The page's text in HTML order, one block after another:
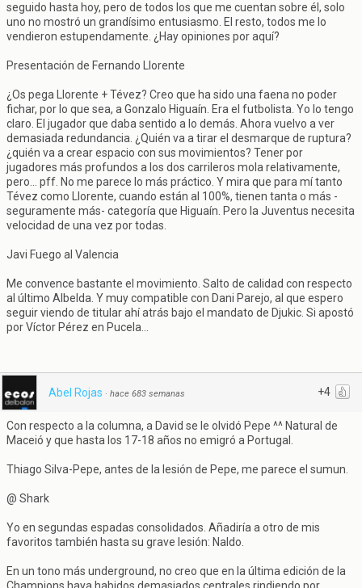
seguido hasta hoy, pero de todos los que me cuentan sobre él, solo
uno no mostró un grandísimo entusiasmo. El resto, todos me lo
vendieron estupendamente. ¿Hay opiniones por aquí?
Presentación de Fernando Llorente
¿Os pega Llorente + Tévez? Creo que ha sido una faena no poder
fichar, por lo que sea, a Gonzalo Higuaín. Era el futbolista. Yo lo tengo
claro. El jugador que daba sentido a lo demás. Ahora vuelvo a ver
demasiada redundancia. ¿Quién va a tirar el desmarque de ruptura?
¿quién va a crear espacio con sus movimientos? Tener por
jugadores más profundos a los dos carrileros mola relativamente,
pero... pff. No me parece lo más práctico. Y mira que para mí tanto
Tévez como Llorente, cuando están al 100%, tienen tanta o más -
seguramente más- categoría que Higuaín. Pero la Juventus necesita
velocidad de una vez por todas.
Javi Fuego al Valencia
Me convence bastante el movimiento. Salto de calidad con respecto
al último Albelda. Y muy compatible con Dani Parejo, al que espero
seguir viendo de titular ahí atrás bajo el mandato de Djukic. Si apostó
por Víctor Pérez en Pucela...
+4
Abel Rojas · hace 683 semanas
Con respecto a la columna, a David se le olvidó Pepe ^^ Natural de
Maceió y que hasta los 17-18 años no emigró a Portugal.
Thiago Silva-Pepe, antes de la lesión de Pepe, me parece el sumun.
@ Shark
Yo en segundas espadas consolidados. Añadiría a otro de mis
favoritos también hasta su grave lesión: Naldo.
En un tono más underground, no creo que en la última edición de la